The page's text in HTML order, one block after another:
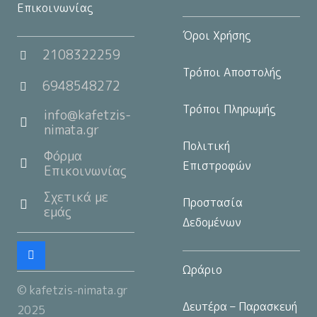
Επικοινωνίας
2108322259
6948548272
info@kafetzis-
nimata.gr
Φόρμα
Επικοινωνίας
Σχετικά με
εμάς
© kafetzis-nimata.gr
2025
Όροι Χρήσης
Τρόποι Αποστολής
Τρόποι Πληρωμής
Πολιτική
Επιστροφών
Προστασία
Δεδομένων
Ωράριο
Δευτέρα – Παρασκευή